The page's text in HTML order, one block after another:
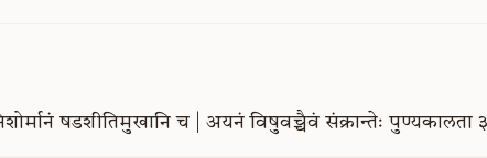
षडशीतिमुखानि च अयनं विषुवच्चैवं संक्रान्तेः पुण्यकालता ३